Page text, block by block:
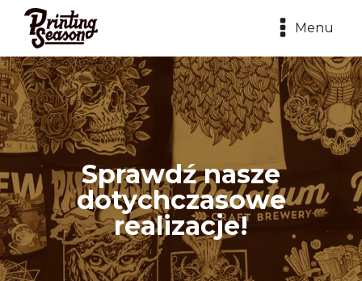
Menu
Sprawdź nasze
dotychczasowe
realizacje!